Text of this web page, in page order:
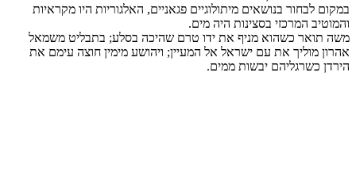
במקום לבחור בנושאים מיתולוגיים פגאניים, האלגוריות היו מקראיות
והמוטיב המרכזי בסצינות היה מים.
משה תואר כשהוא מניף את ידו טרם שהיכה בסלע; בתבליט משמאל
אהרון מוליך את עם ישראל אל המעיין; ויהושע מימין חוצה עימם את
הירדן כשרגליהם יבשות ממים.‏